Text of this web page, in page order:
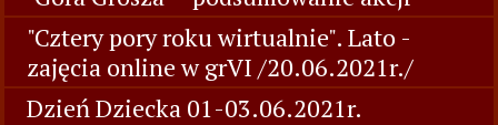
"Cztery pory roku wirtualnie". Lato -
zajęcia online w grVI /20.06.2021r./
Dzień Dziecka 01-03.06.2021r.